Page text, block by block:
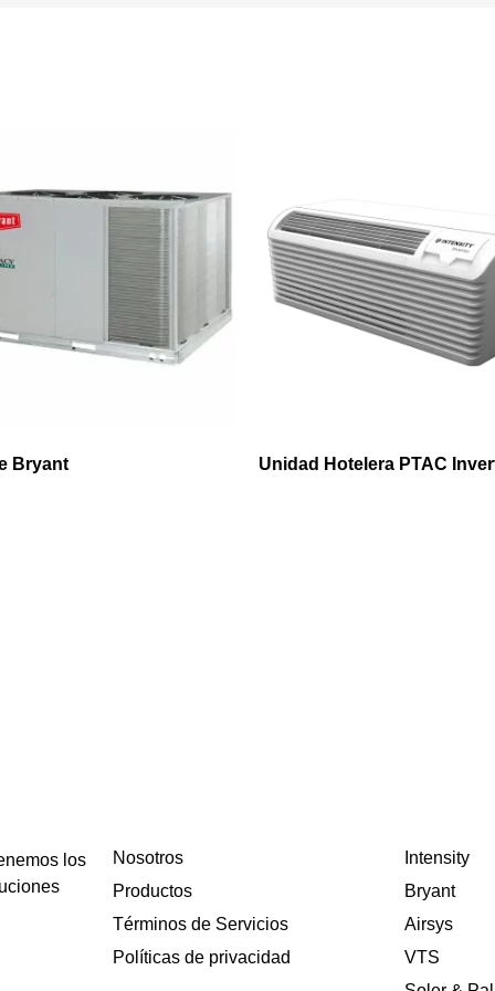
Bryant Unidad Hotelera PTAC
los
Nosotros
Productos
Términos de Servicios
Políticas de privacidad
Intensity
Bryant
Airsys
VTS